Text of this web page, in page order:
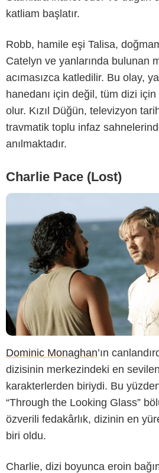
katliam başlatır.
Robb, hamile eşi Talisa,
Catelyn ve yanlarında bulunan
acımasızca katledilir. Bu olay,
hanedanı için değil, tüm dizi
olur. Kızıl Düğün, televizyon
travmatik toplu infaz
anılmaktadır.
Charlie Pace (Lost)
ABC
Dominic Monaghan’ın
dizisinin merkezindeki en
karakterlerden biriydi. Bu
“Through the Looking Glass”
özverili fedakârlık, dizinin en
biri oldu.
Charlie, dizi boyunca eroin